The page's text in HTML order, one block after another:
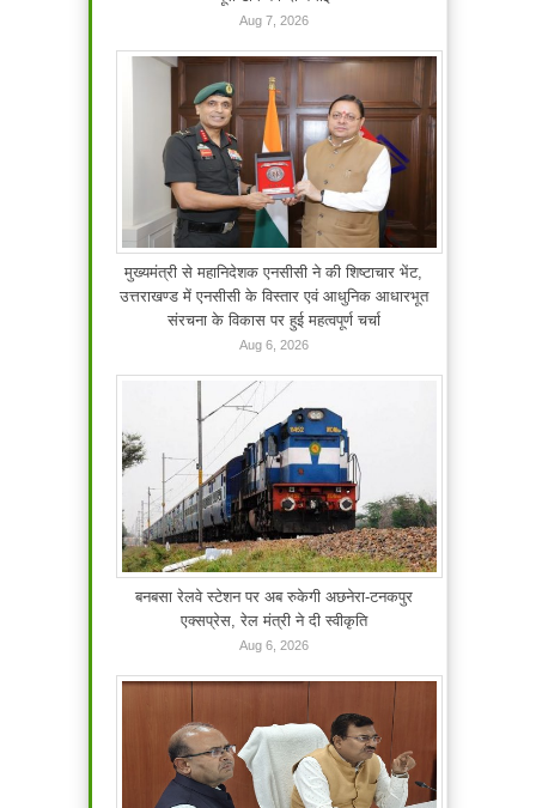
Aug 7, 2026
मुख्यमंत्री से महानिदेशक एनसीसी ने की शिष्टाचार भेंट,
उत्तराखण्ड में एनसीसी के विस्तार एवं आधुनिक आधारभूत
संरचना के विकास पर हुई महत्वपूर्ण चर्चा
Aug 6, 2026
बनबसा रेलवे स्टेशन पर अब रुकेगी अछनेरा-टनकपुर
एक्सप्रेस, रेल मंत्री ने दी स्वीकृति
Aug 6, 2026